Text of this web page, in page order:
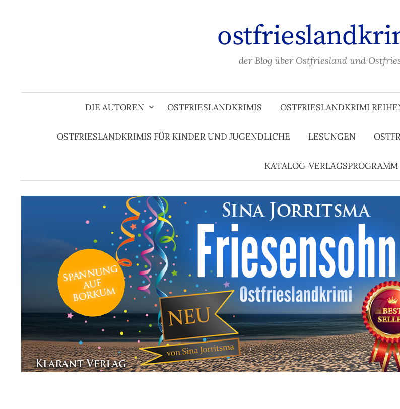
der Blog über Ostfriesland und
DIE AUTOREN OSTFRIESLANDKRIMIS OSTFRIESLANDKRIMI
OSTFRIESLANDKRIMIS FÜR KINDER UND JUGENDLICHE LESUNGEN
KATALOG-VERLAGSPROGRAMM